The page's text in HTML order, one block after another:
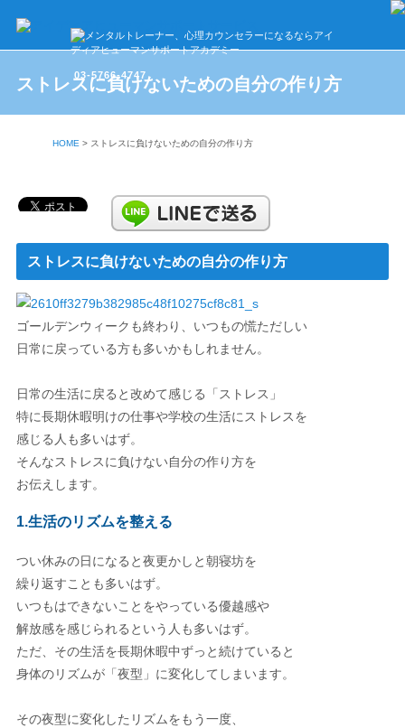
03-5766-4747
ストレスに負けないための自分の作り方
HOME > ストレスに負けないための自分の作り方
ストレスに負けないための自分の作り方
ゴールデンウィークも終わり、いつもの慌ただしい
日常に戻っている方も多いかもしれません。
日常の生活に戻ると改めて感じる「ストレス」
特に長期休暇明けの仕事や学校の生活にストレスを
感じる人も多いはず。
そんなストレスに負けない自分の作り方を
お伝えします。
1.生活のリズムを整える
つい休みの日になると夜更かしと朝寝坊を
繰り返すことも多いはず。
いつもはできないことをやっている優越感や
解放感を感じられるという人も多いはず。
ただ、その生活を長期休暇中ずっと続けていると
身体のリズムが「夜型」に変化してしまいます。
その夜型に変化したリズムをもう一度、